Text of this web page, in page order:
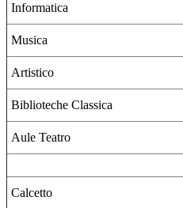
Informatica
Musica
Artistico
Biblioteche Classica
Aule Teatro
Calcetto